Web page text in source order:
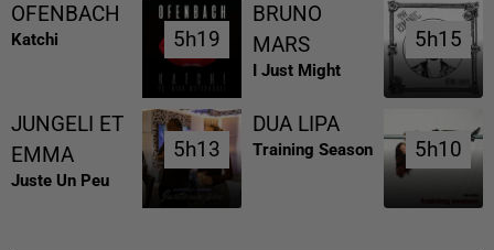
OFENBACH
Katchi 5h19
5h19
BRUNO
MARS
I Just Might
5h15
5h15
JUNGELI ET
EMMA
Juste Un Peu
5h13
5h13
DUA LIPA
Training Season 5h10
5h10